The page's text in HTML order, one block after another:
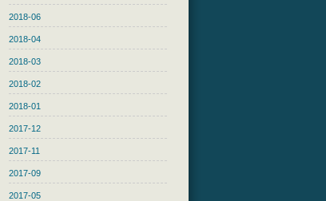
2018-06
2018-04
2018-03
2018-02
2018-01
2017-12
2017-11
2017-09
2017-05